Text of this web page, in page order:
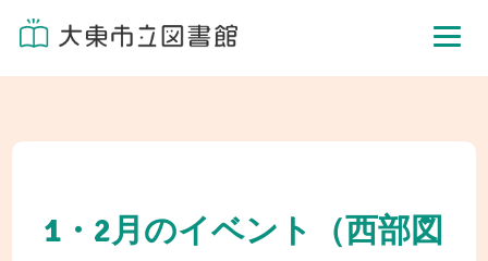
1・2月のイベント（西部図